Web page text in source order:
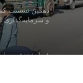
دهمین نشست
و سرمایه‌گذاری
فیدان: هدف